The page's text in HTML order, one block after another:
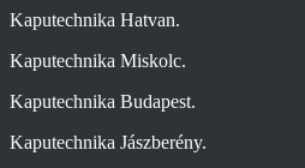
Kaputechnika Hatvan.
Kaputechnika Miskolc.
Kaputechnika Budapest.
Kaputechnika Jászberény.